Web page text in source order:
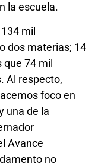
la escuela.
mil
dos materias; 14
74 mil
Al respecto,
foco en
una de la
Avance
no